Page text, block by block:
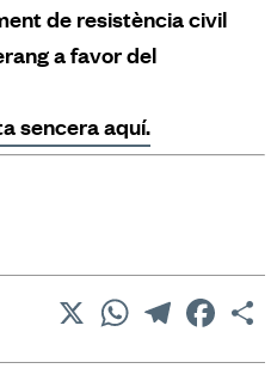
de resistència civil
a favor del
sencera aquí.
WhatsAppTelegram